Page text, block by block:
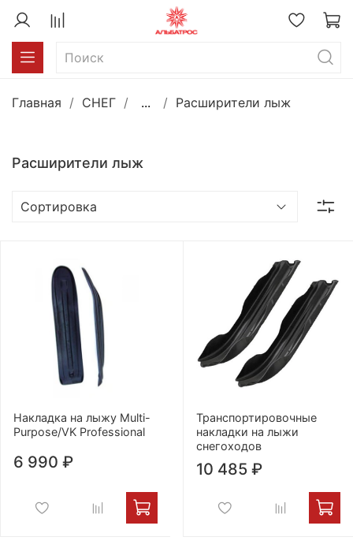
Главная СНЕГ ... Расширители лыж
Расширители лыж
Накладка на лыжу Multi-
Purpose/VK Professional
6 990 ₽
Транспортировочные
накладки на лыжи
снегоходов
10 485 ₽